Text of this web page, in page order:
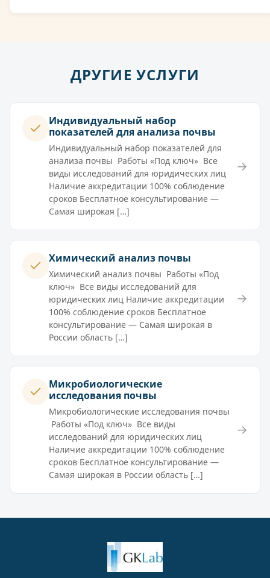
ДРУГИЕ УСЛУГИ
Индивидуальный набор
показателей для анализа почвы
Индивидуальный набор показателей для
анализа почвы Работы «Под ключ» Все
виды исследований для юридических лиц
Наличие аккредитации 100% соблюдение
сроков Бесплатное консультирование —
Самая широкая […]
→
Химический анализ почвы
Химический анализ почвы Работы «Под
ключ» Все виды исследований для
юридических лиц Наличие аккредитации
100% соблюдение сроков Бесплатное
консультирование — Самая широкая в
России область […]
→
Микробиологические
исследования почвы
Микробиологические исследования почвы
Работы «Под ключ» Все виды
исследований для юридических лиц
Наличие аккредитации 100% соблюдение
сроков Бесплатное консультирование —
Самая широкая в России область […]
→